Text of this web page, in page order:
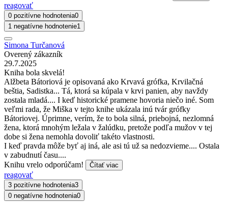
reagovať
0 pozitívne hodnotenia0
1 negatívne hodnotenie1
Simona Turčanová
Overený zákazník
29.7.2025
Kniha bola skvelá!
Alžbeta Bátoriová je opisovaná ako Krvavá grófka, Krvilačná
beštia, Sadistka... Tá, ktorá sa kúpala v krvi panien, aby navždy
zostala mladá.... I keď historické pramene hovoria niečo iné. Som
veľmi rada, že Miška v tejto knihe ukázala inú tvár grófky
Bátoriovej. Úprimne, verím, že to bola silná, priebojná, nezlomná
žena, ktorá mnohým ležala v žalúdku, pretože podľa mužov v tej
dobe si žena nemohla dovoliť takéto vlastnosti.
I keď pravda môže byť aj iná, ale asi tú už sa nedozvieme.... Ostala
v zabudnutí času....
Knihu vrelo odporúčam!
Čítať viac
reagovať
3 pozitívne hodnotenia3
0 negatívne hodnotenia0